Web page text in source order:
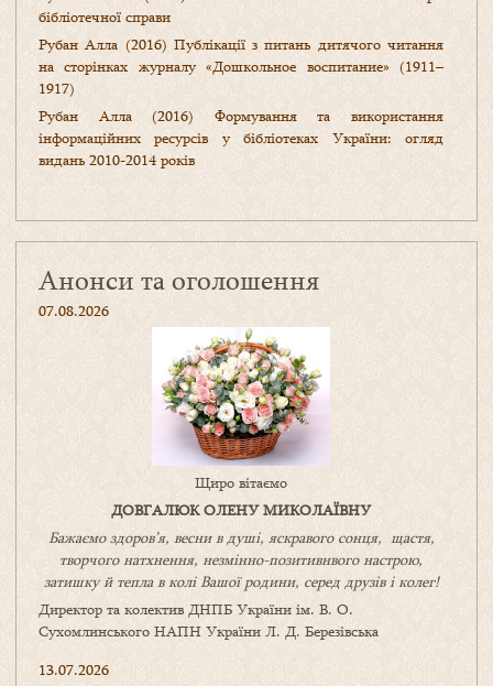
бібліотечної справи
Рубан Алла (2016) Публікації з питань дитячого читання
на сторінках журналу «Дошкольное воспитание» (1911–
1917)
Рубан Алла (2016) Формування та використання
інформаційних ресурсів у бібліотеках України: огляд
видань 2010-2014 років
Анонси та оголошення
07.08.2026
Щиро вітаємо
ДОВГАЛЮК ОЛЕНУ МИКОЛАЇВНУ
Бажаємо здоров’я, весни в душі, яскравого сонця, щастя,
творчого натхнення, незмінно-позитивнвого настрою,
затишкуйтепла в коліВашоїродини, серед друзів і колег!
Директор та колектив ДНПБ України ім. В. О.
Сухомлинського НАПН України Л. Д. Березівська
13.07.2026